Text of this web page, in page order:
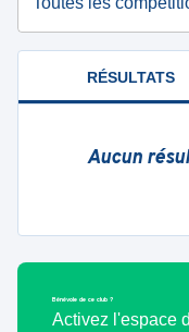
RÉSULTATS
Aucun
Bénévole de ce club ?
Activez l'espace